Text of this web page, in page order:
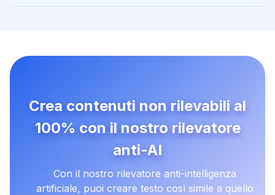
Crea contenuti non rilevabili al
100% con il nostro rilevatore
anti-AI
Con il nostro rilevatore anti-intelligenza
artificiale, puoi creare testo così simile a quello